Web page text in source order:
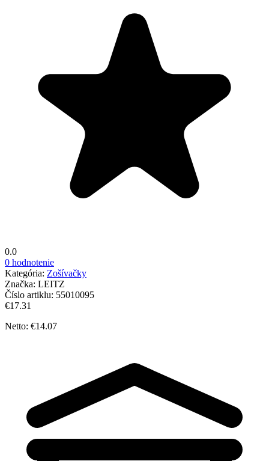
0.0
0 hodnotenie
Kategória: Zošívačky
Značka: LEITZ
Číslo artiklu: 55010095
€17.31
Netto: €14.07